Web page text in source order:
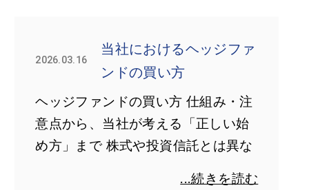
2026.03.16
当社におけるヘッジファ
ンドの買い方
ヘッジファンドの買い方 仕組み・注
意点から、当社が考える「正しい始
め方」まで 株式や投資信託とは異な
...続きを読む